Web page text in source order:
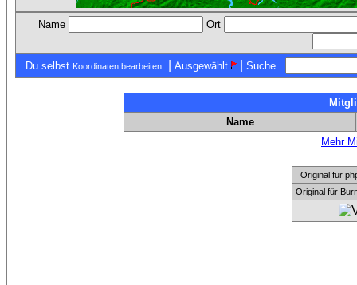
Name Ort
Du selbst Koordinaten bearbeiten Ausgewählt | Suche
Name
Mehr
Original für
Original für